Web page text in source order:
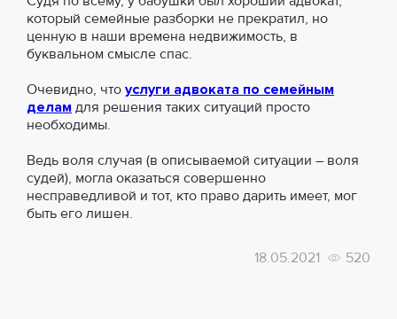
который семейные разборки не прекратил, но
ценную в наши времена недвижимость, в
буквальном смысле спас.
Очевидно, что услуги адвоката по семейным
делам для решения таких ситуаций просто
необходимы.
Ведь воля случая (в описываемой ситуации ― воля
судей), могла оказаться совершенно
несправедливой и тот, кто право дарить имеет, мог
быть его лишен.
18.05.2021 520